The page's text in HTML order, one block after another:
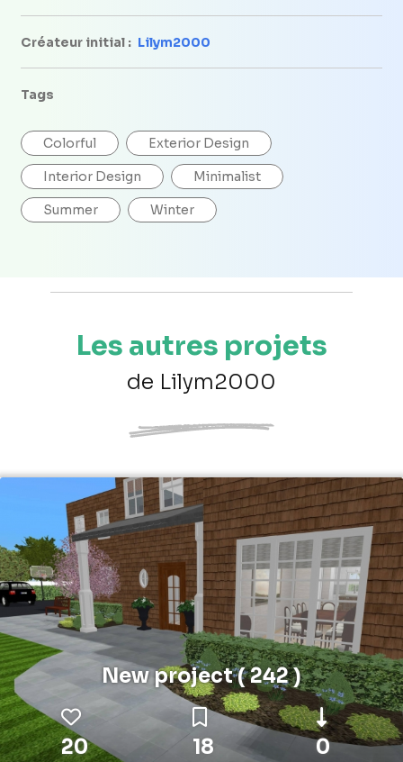
Créateur initial : Lilym2000
Tags
Colorful Exterior Design
Interior Design Minimalist
Summer Winter
Les autres projets
de Lilym2000
New project ( 242 )
20 18 0